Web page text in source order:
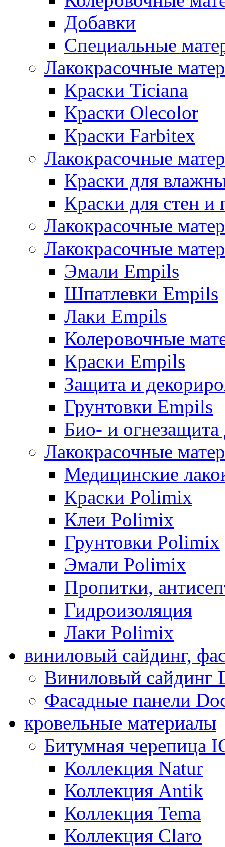
Добавки
Специальные
Лакокрасочные
Краски Ticiana
Краски Olecolor
Краски Farbitex
Лакокрасочные
Краски для
Краски для стен и
Лакокрасочные
Лакокрасочные
Эмали Empils
Шпатлевки Empils
Лаки Empils
Колеровочные
Краски Empils
Защита и
Грунтовки Empils
Био- и
Лакокрасочные
Медицинские
Краски Polimix
Клеи Polimix
Грунтовки Polimix
Эмали Polimix
Пропитки,
Гидроизоляция
Лаки Polimix
виниловый сайдинг,
Виниловый сайдинг
Фасадные панели
кровельные материалы
Битумная черепица
Коллекция Natur
Коллекция Antik
Коллекция Tema
Коллекция Claro